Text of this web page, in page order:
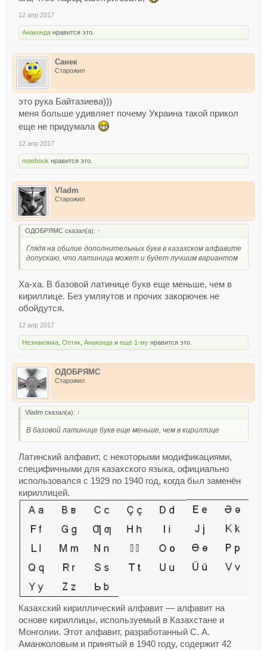
имени отца. "Так что если фамилия родителей
оканчивается, к примеру, на "ов", "ев" - Петров, Каримов, они
вправе дать эту фамилию своему ребенку", - заявил Рахимов.
Подробнее:
http://www.newsru.com/world/12apr2017/kasachstan.html
12 апр 2017
Анаконда нравится это.
Санек
Старожил
это рука Байтазиева)))
меня больше удивляет почему Украина такой прикол
еще не придумала
12 апр 2017
notebook нравится это.
Vladm
Старожил
ОДОБРЯМС сказал(а): ↑
Глядя на обилие дополнительных букв в казахском алфавите
допускаю, что латиница может и будет лучшим вариантом
Ха-ха. В базовой латинице букв еще меньше, чем в
кириллице. Без умляутов и прочих закорючек не
обойдутся.
12 апр 2017
Незнакомка Оптик Анаконда и ещё 1-му нравится это.
ОДОБРЯМС
Старожил
Vladm сказал(а): ↑
В базовой латинице букв еще меньше, чем в кириллице
Латинский алфавит, с некоторыми модификациями,
специфичными для казахского языка, официально
использовался с 1929 по 1940 год, когда был заменён
кириллицей.
Казахский кириллический алфавит — алфавит на
основе кириллицы, используемый в Казахстане и
Монголии. Этот алфавит, разработанный С. А.
Аманжоловым и принятый в 1940 году, содержит 42